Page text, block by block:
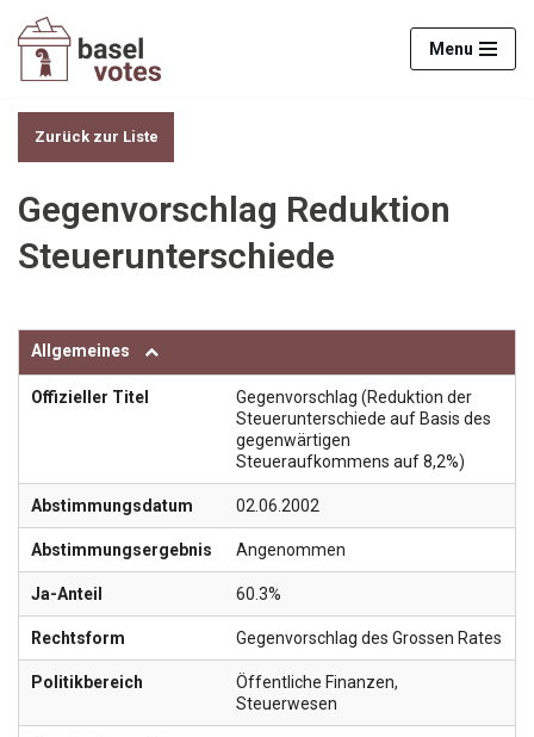
Zum
Menu
Zurück zur Liste
Gegenvorschlag Reduktion
Steuerunterschiede
Allgemeines
Offizieller Titel
Gegenvorschlag (Reduktion der
Steuerunterschiede auf Basis des
gegenwärtigen
Steueraufkommens auf 8,2%)
Abstimmungsdatum 02.06.2002
Abstimmungsergebnis Angenommen
Ja-Anteil 60.3%
Rechtsform Gegenvorschlag des Grossen Rates
Politikbereich Öffentliche Finanzen,
Steuerwesen